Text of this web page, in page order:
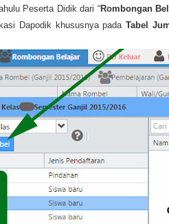
Peserta Didik dari “Rombongan
Dapodik khususnya padaTabel